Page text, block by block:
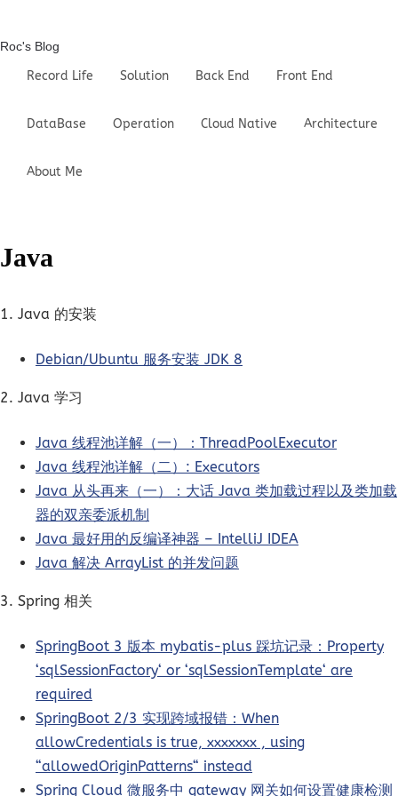
Roc's Blog
Record Life Solution Back End Front End
DataBase Operation Cloud Native Architecture
About Me
Java
1. Java 的安装
Debian/Ubuntu 服务安装 JDK 8
2. Java 学习
Java 线程池详解（一）：ThreadPoolExecutor
Java 线程池详解（二）: Executors
Java 从头再来（一）：大话 Java 类加载过程以及类加载
器的双亲委派机制
Java 最好用的反编译神器 – IntelliJ IDEA
Java 解决 ArrayList 的并发问题
3. Spring 相关
SpringBoot 3 版本 mybatis-plus 踩坑记录：Property
‘sqlSessionFactory‘ or ‘sqlSessionTemplate‘ are
required
SpringBoot 2/3 实现跨域报错：When
allowCredentials is true, xxxxxxx , using
“allowedOriginPatterns“ instead
Spring Cloud 微服务中 gateway 网关如何设置健康检测